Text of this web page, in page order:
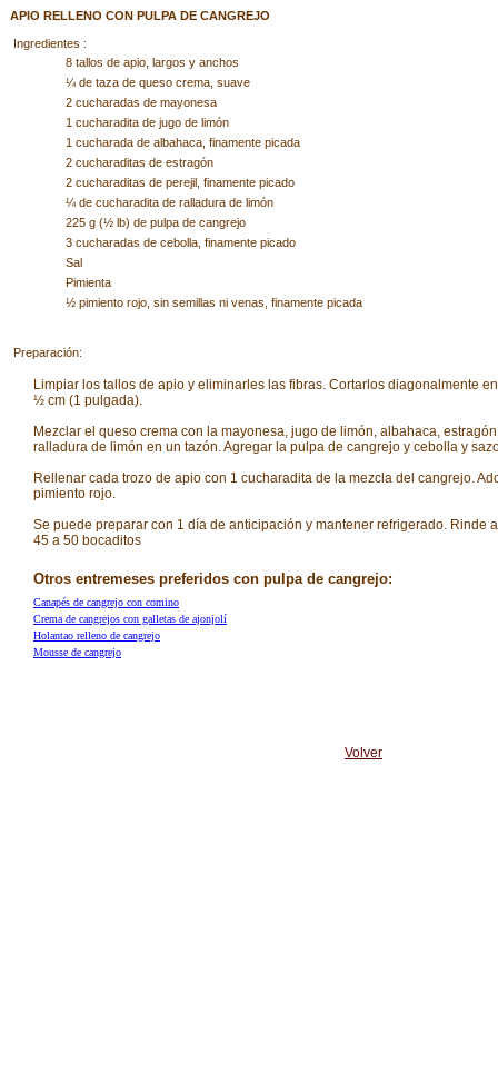
APIO RELLENO CON PULPA DE CANGREJO
Ingredientes :
8 tallos de apio, largos y anchos
¼ de taza de queso crema, suave
2 cucharadas de mayonesa
1 cucharadita de jugo de limón
1 cucharada de albahaca, finamente picada
2 cucharaditas de estragón
2 cucharaditas de perejil, finamente picado
¼ de cucharadita de ralladura de limón
225 g (½ lb) de pulpa de cangrejo
3 cucharadas de cebolla, finamente picado
Sal
Pimienta
½ pimiento rojo, sin semillas ni venas, finamente picada
Preparación:
Limpiar los tallos de apio y eliminarles las fibras. Cortarlos diagonalmente
½ cm (1 pulgada).
Mezclar el queso crema con la mayonesa, jugo de limón, albahaca,
ralladura de limón en un tazón. Agregar la pulpa de cangrejo y cebolla y
Rellenar cada trozo de apio con 1 cucharadita de la mezcla del cangrejo.
pimiento rojo.
Se puede preparar con 1 día de anticipación y mantener refrigerado. Rinde
45 a 50 bocaditos
Otros entremeses preferidos con pulpa de cangrejo:
Canapés de cangrejo con comino
Crema de cangrejos con galletas de ajonjolí
Holantao relleno de cangrejo
Mousse de cangrejo
Volver